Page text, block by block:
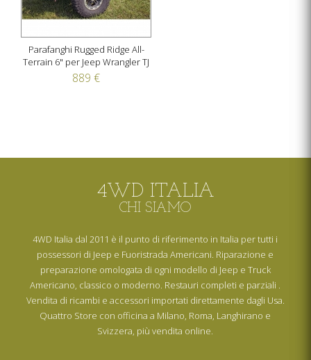
Parafanghi Rugged Ridge All-
Terrain 6" per Jeep Wrangler TJ
889 €
4WD ITALIA
CHI SIAMO
4WD Italia dal 2011 è il punto di riferimento in Italia per tutti i
possessori di Jeep e Fuoristrada Americani. Riparazione e
preparazione omologata di ogni modello di Jeep e Truck
Americano, classico o moderno. Restauri completi e parziali .
Vendita di ricambi e accessori importati direttamente dagli Usa.
Quattro Store con officina a Milano, Roma, Langhirano e
Svizzera, più vendita online.